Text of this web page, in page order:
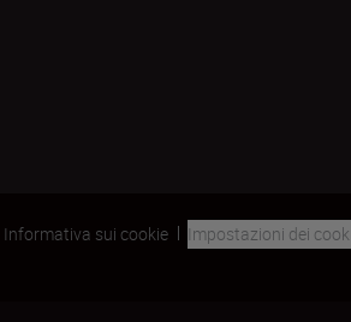
Informativa sui cookie
Impostazioni dei